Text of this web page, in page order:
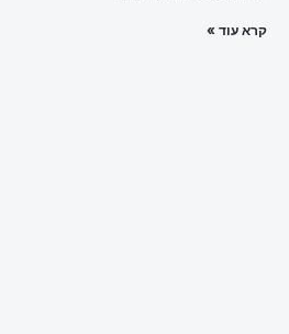
קרא עוד »